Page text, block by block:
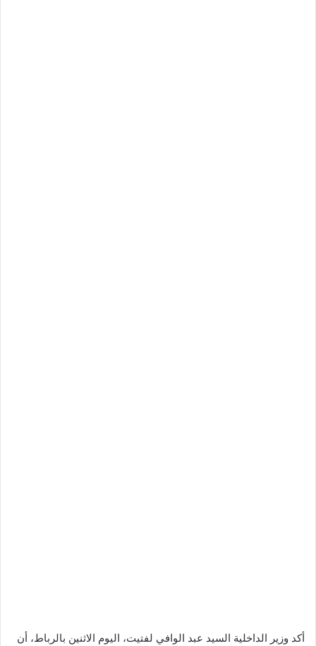
أكد وزير الداخلية السيد عبد الوافي لفتيت، اليوم الاثنين بالرباط، أن